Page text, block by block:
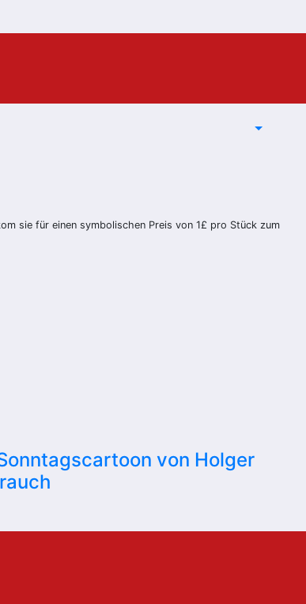
sie für einen symbolischen Preis von 1£ pro Stück zum
von Holger